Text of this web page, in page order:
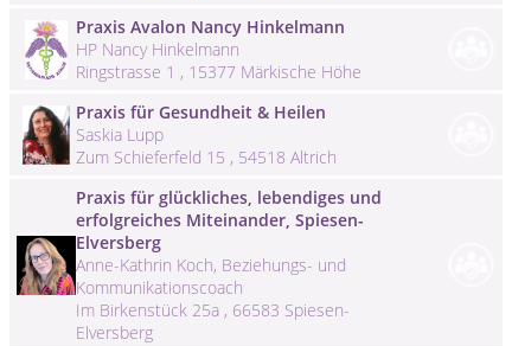
Praxis Avalon Nancy Hinkelmann
HP Nancy Hinkelmann
Ringstrasse 1 , 15377 Märkische Höhe
Praxis für Gesundheit & Heilen
Saskia Lupp
Zum Schieferfeld 15 , 54518 Altrich
Praxis für glückliches, lebendiges und
erfolgreiches Miteinander, Spiesen-
Elversberg
Anne-Kathrin Koch, Beziehungs- und
Kommunikationscoach
Im Birkenstück 25a , 66583 Spiesen-
Elversberg